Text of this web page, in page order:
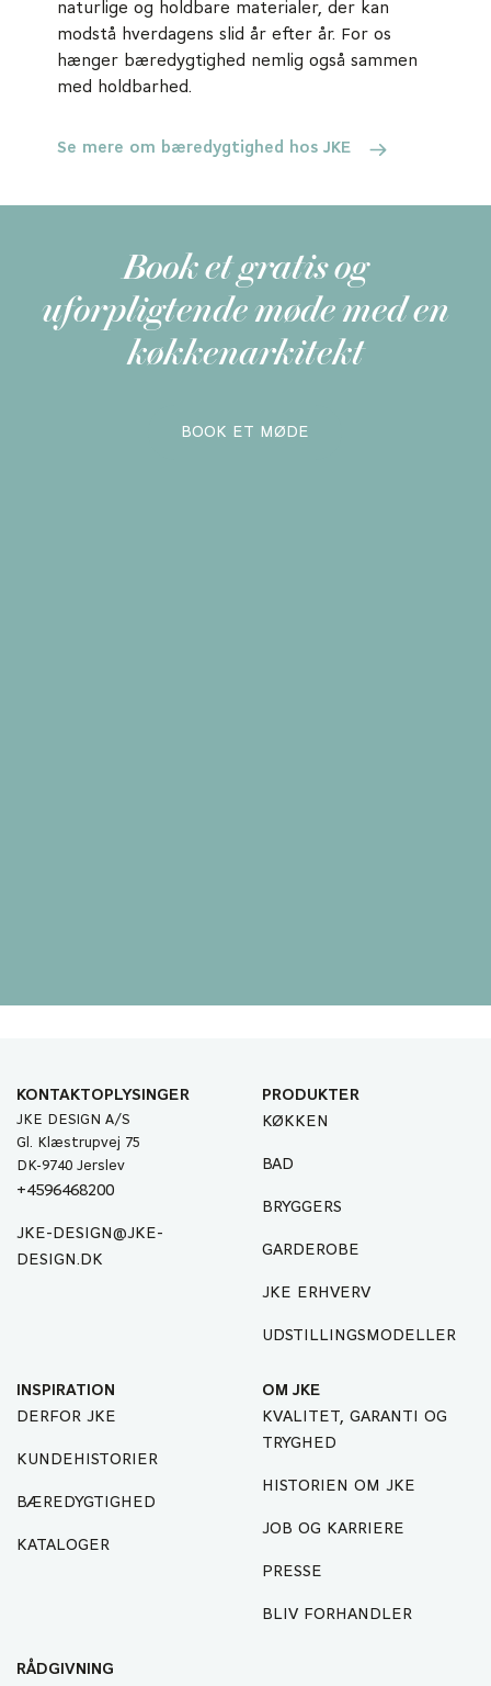
naturlige og holdbare materialer, der kan
modstå hverdagens slid år efter år. For os
hænger bæredygtighed nemlig også sammen
med holdbarhed.
Se mere om bæredygtighed hos JKE
Book et gratis og
uforpligtende møde med en
køkkenarkitekt
BOOK ET MØDE
KONTAKTOPLYSINGER
JKE DESIGN A/S
Gl. Klæstrupvej 75
DK-9740 Jerslev
+4596468200
JKE-DESIGN@JKE-
DESIGN.DK
PRODUKTER
KØKKEN
BAD
BRYGGERS
GARDEROBE
JKE ERHVERV
UDSTILLINGSMODELLER
INSPIRATION
DERFOR JKE
KUNDEHISTORIER
BÆREDYGTIGHED
KATALOGER
OM JKE
KVALITET, GARANTI OG
TRYGHED
HISTORIEN OM JKE
JOB OG KARRIERE
PRESSE
BLIV FORHANDLER
RÅDGIVNING